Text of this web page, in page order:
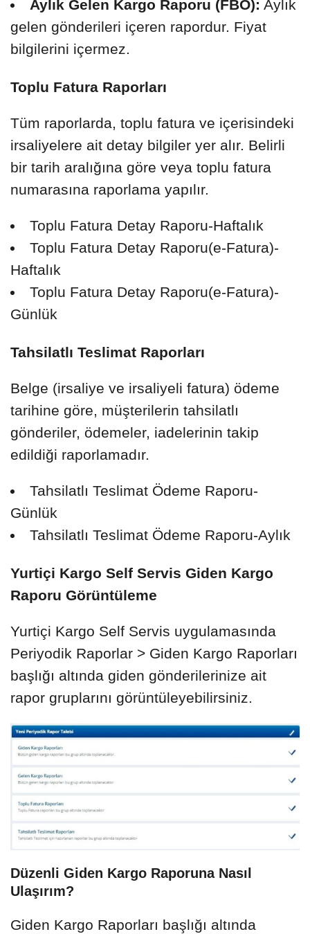
Aylık Gelen Kargo Raporu (FBO): Aylık
gelen gönderileri içeren rapordur. Fiyat
bilgilerini içermez.
Toplu Fatura Raporları
Tüm raporlarda, toplu fatura ve içerisindeki
irsaliyelere ait detay bilgiler yer alır. Belirli
bir tarih aralığına göre veya toplu fatura
numarasına raporlama yapılır.
Toplu Fatura Detay Raporu-Haftalık
Toplu Fatura Detay Raporu(e-Fatura)-
Haftalık
Toplu Fatura Detay Raporu(e-Fatura)-
Günlük
Tahsilatlı Teslimat Raporları
Belge (irsaliye ve irsaliyeli fatura) ödeme
tarihine göre, müşterilerin tahsilatlı
gönderiler, ödemeler, iadelerinin takip
edildiği raporlamadır.
Tahsilatlı Teslimat Ödeme Raporu-
Günlük
Tahsilatlı Teslimat Ödeme Raporu-Aylık
Yurtiçi Kargo Self Servis Giden Kargo
Raporu Görüntüleme
Yurtiçi Kargo Self Servis uygulamasında
Periyodik Raporlar > Giden Kargo Raporları
başlığı altında giden gönderilerinize ait
rapor gruplarını görüntüleyebilirsiniz.
Düzenli Giden Kargo Raporuna Nasıl
Ulaşırım?
Giden Kargo Raporları başlığı altında